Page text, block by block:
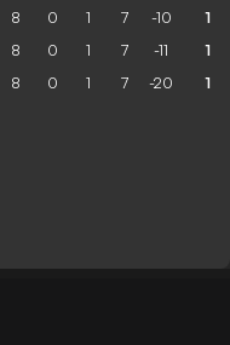
8 0 1 7 -10 1
8 0 1 7 -11 1
8 0 1 7 -20 1